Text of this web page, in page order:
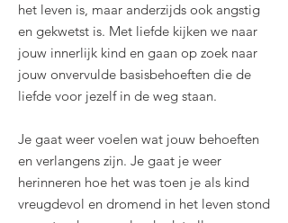
het leven is, maar anderzijds ook angstig
en gekwetst is. Met liefde kijken we naar
jouw innerlijk kind en gaan op zoek naar
jouw onvervulde basisbehoeften die de
liefde voor jezelf in de weg staan.
Je gaat weer voelen wat jouw behoeften
en verlangens zijn. Je gaat je weer
herinneren hoe het was toen je als kind
vreugdevol en dromend in het leven stond